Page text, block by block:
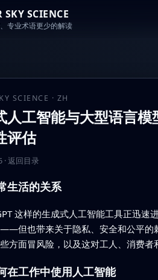
SKY SCIENCE
专业术语更少的解读
SCIENCE · ZH
人工智能与大型语言
评估
· 返回目录
生活的关系
这样的生成式人工智能工具正迅速
但也带来关于隐私、安全和公平的
方面冒风险，以及这对工人、消费者
在工作中使用人工智能